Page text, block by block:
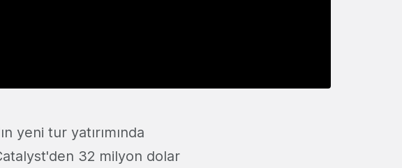
yeni tur yatırımında
32 milyon dolar